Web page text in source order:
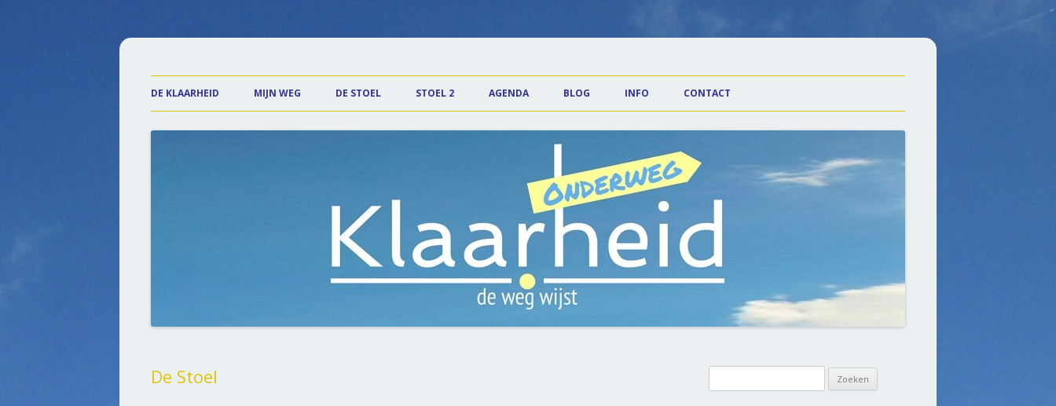
Praktijk de Klaarheid Spring naar de inhoud
DE KLAARHEID MIJN WEG DE STOEL STOEL 2 AGENDA BLOG INFO
* Locatie Eck en Wiel
* Tarieven
* Nieuwsbrieven
* Privacy
CONTACT
De Stoel
naar: